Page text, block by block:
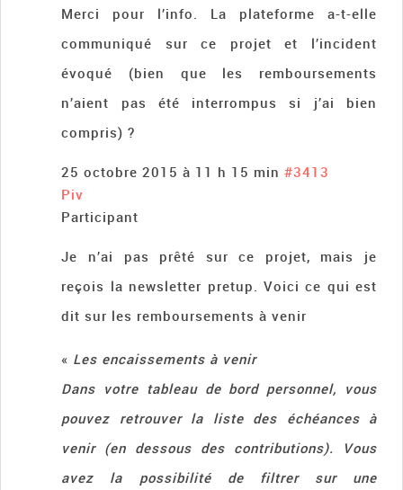
Merci pour l’info. La plateforme a-t-elle
communiqué sur ce projet et l’incident
évoqué (bien que les remboursements
n’aient pas été interrompus si j’ai bien
compris) ?
25 octobre 2015 à 11 h 15 min #3413
Piv
Participant
Je n’ai pas prêté sur ce projet, mais je
reçois la newsletter pretup. Voici ce qui est
dit sur les remboursements à venir
« Les encaissements à venir
Dans votre tableau de bord personnel, vous
pouvez retrouver la liste des échéances à
venir (en dessous des contributions). Vous
avez la possibilité de filtrer sur une